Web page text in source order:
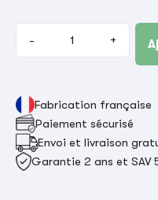
- +
Fabrication française
Paiement sécurisé
Envoi et livraison
Garantie 2 ans et SAV